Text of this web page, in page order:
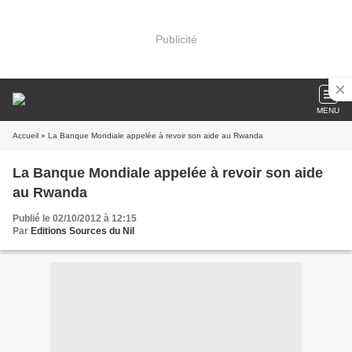
Publicité
MENU
Accueil » La Banque Mondiale appelée à revoir son aide au Rwanda
La Banque Mondiale appelée à revoir son aide
au Rwanda
Publié le 02/10/2012 à 12:15
Par Editions Sources du Nil